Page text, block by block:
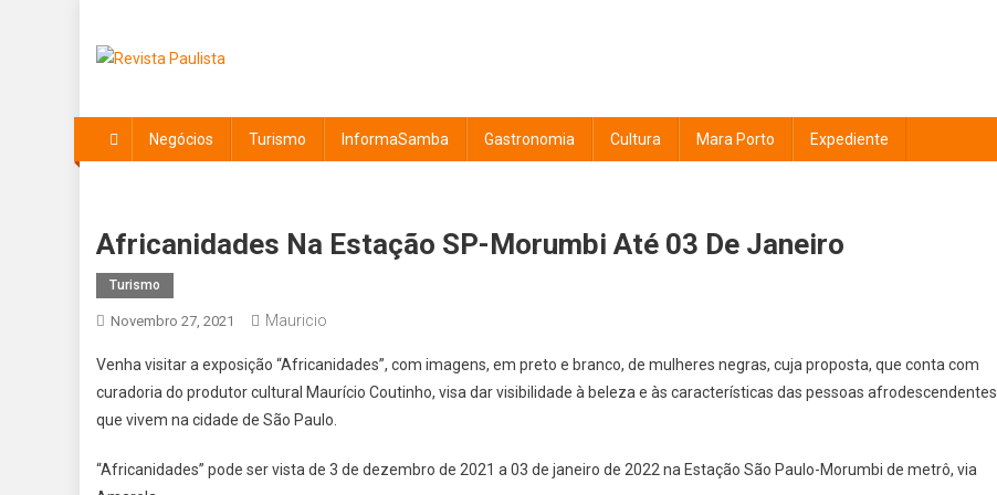
content
Negócios Turismo InformaSamba Gastronomia Cultura Mara Porto Expediente
Africanidades Na Estação SP-Morumbi Até 03 De Janeiro
Turismo
Novembro 27, 2021 Mauricio
Venha visitar a exposição “Africanidades”, com imagens, em preto e branco, de mulheres negras, cuja proposta, que conta com
curadoria do produtor cultural Maurício Coutinho, visa dar visibilidade à beleza e às características das pessoas afrodescendentes
que vivem na cidade de São Paulo.
“Africanidades” pode ser vista de 3 de dezembro de 2021 a 03 de janeiro de 2022 na Estação São Paulo-Morumbi de metrô, via